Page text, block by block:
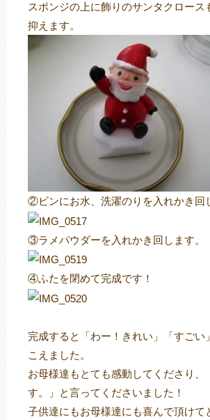
スポンジの上に飾りのサンタクロース
抑えます。
②ビンにお水、洗濯のりを入れかき回
③ラメパウダーを入れかき回します。
④ふたを閉めて完成です！
完成すると「わー！きれい」「すごい
こえました。
お母様達もとても感動してくださり、
す。」と言ってくださいました！
子供達にもお母様達にも喜んで頂けて